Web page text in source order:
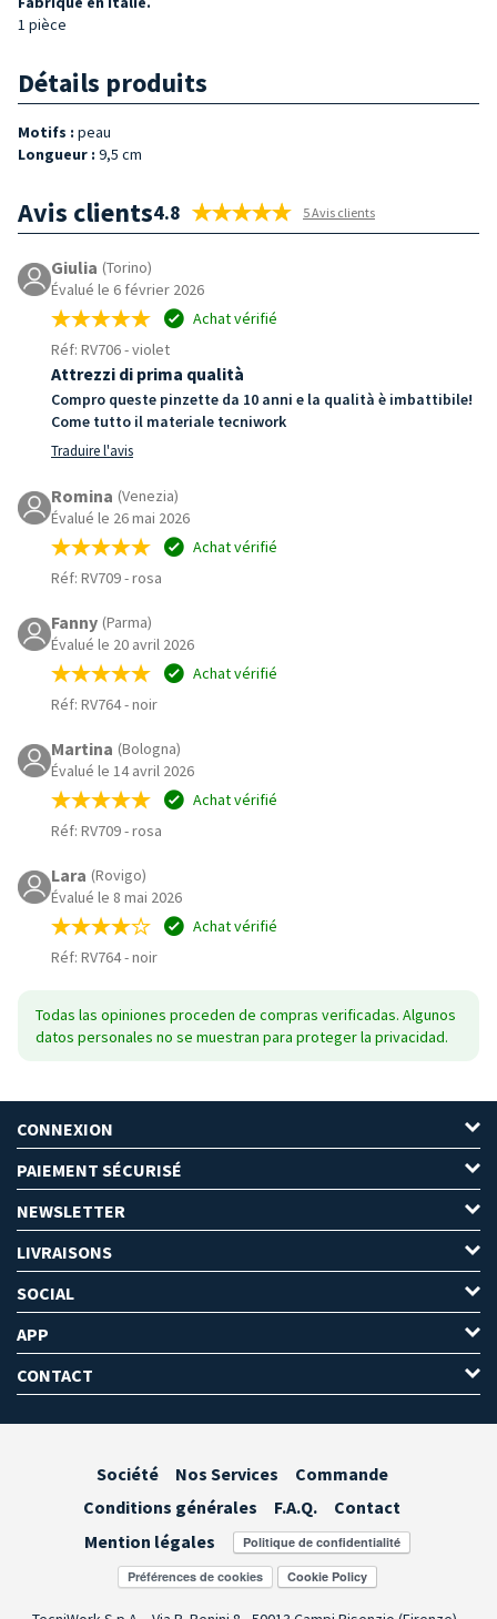
1 pièce
Détails produits
Motifs : peau
Longueur : 9,5 cm
Avis clients4.8 5 Avis clients
Giulia (Torino)
Évalué le 6 février 2026
Achat vérifié
Réf: RV706-violet
Attrezzi di prima qualità
Compro queste pinzette da 10 anni e la qualità è imbattibile!
Come tutto il materiale tecniwork
Traduire l'avis
Romina (Venezia)
Évalué le 26 mai 2026
Achat vérifié
Réf: RV709-rosa
Fanny (Parma)
Évalué le 20 avril 2026
Achat vérifié
Réf: RV764-noir
Martina (Bologna)
Évalué le 14 avril 2026
Achat vérifié
Réf: RV709-rosa
Lara (Rovigo)
Évalué le 8 mai 2026
Achat vérifié
Réf: RV764-noir
Todas las opiniones proceden de compras verificadas. Algunos
datos personales no se muestran para proteger la privacidad.
CONNEXION
PAIEMENT SÉCURISÉ
NEWSLETTER
LIVRAISONS
SOCIAL
APP
CONTACT
Société Nos Services
Commande
Conditions générales
F.A.Q.
Contact
Mention légales
Préférences de cookies